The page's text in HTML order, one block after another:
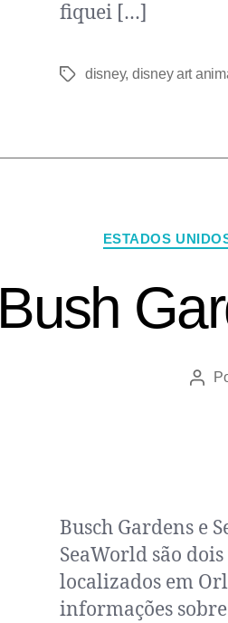
fiquei […]
disney, disney art
ESTADOS
Bush
Busch Gardens e
SeaWorld são
localizados em
informações